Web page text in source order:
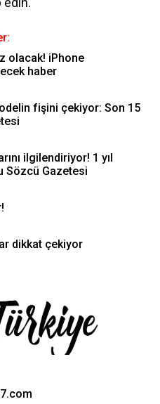
olacak! iPhone
haber
fişini çekiyor: Son 15
ilgilendiriyor! 1 yıl
Sözcü Gazetesi
dikkat çekiyor